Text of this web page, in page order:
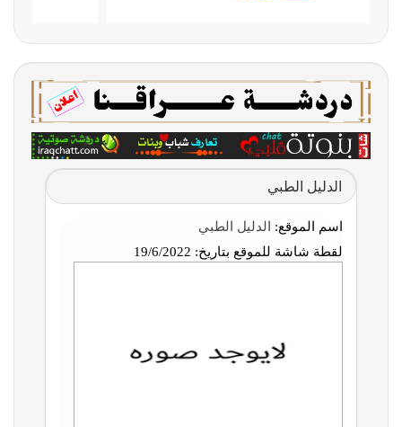
الدليل الطبي
اسم الموقع: الدليل الطبي
لقطة شاشة للموقع بتاريخ: